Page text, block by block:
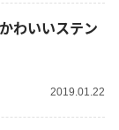
わいいステン
2019.01.22